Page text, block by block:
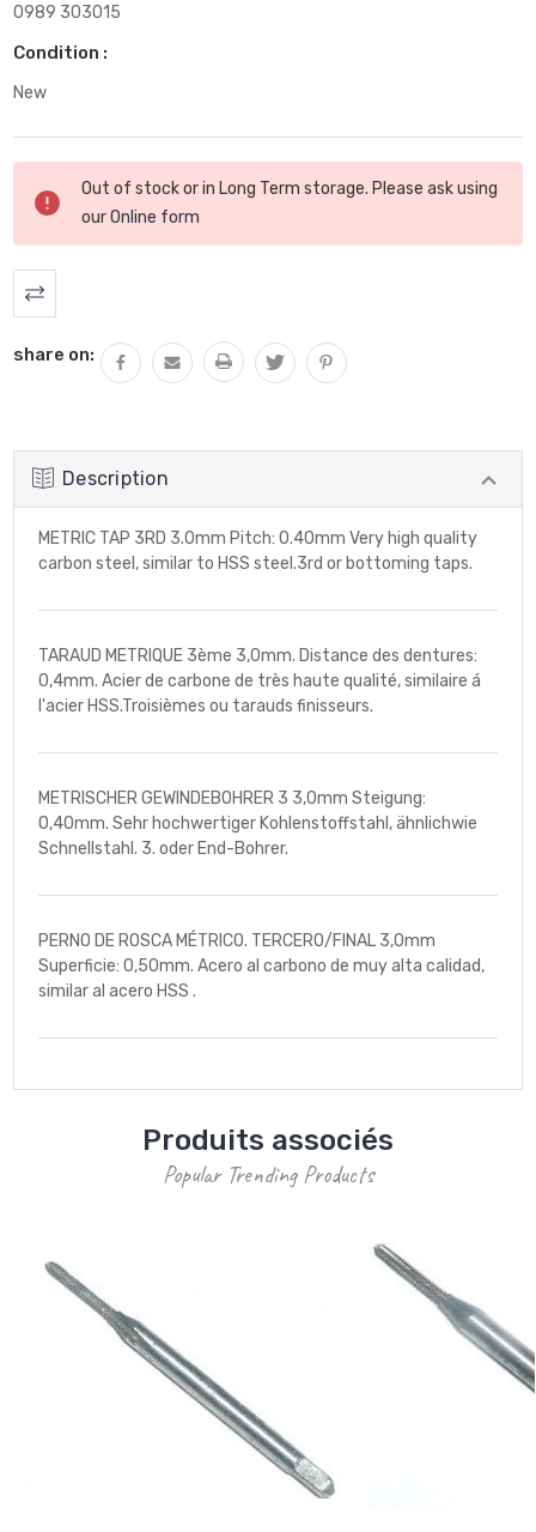
0989 303015
Condition :
New
actuel
Out of stock or in Long Term storage. Please ask using
ourOnline form
share on:
Description
METRIC TAP 3RD 3.0mm Pitch: 0.40mm Very high quality
carbon steel, similar to HSS steel.3rd or bottoming taps.
TARAUD METRIQUE 3ème 3,0mm. Distance des dentures:
0,4mm. Acier de carbone de très haute qualité, similaire á
l'acier HSS.Troisièmes ou tarauds finisseurs.
METRISCHER GEWINDEBOHRER 3 3,0mm Steigung:
0,40mm. Sehr hochwertiger Kohlenstoffstahl, ähnlichwie
Schnellstahl. 3. oder End-Bohrer.
PERNO DE ROSCA MÉTRICO. TERCERO/FINAL 3,0mm
Superficie: 0,50mm. Acero al carbono de muy alta calidad,
similar al acero HSS .
Produits associés
Popular Trending Products